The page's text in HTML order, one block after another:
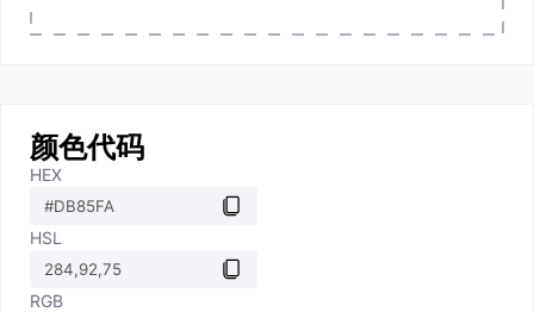
颜色代码
HEX
HSL
RGB